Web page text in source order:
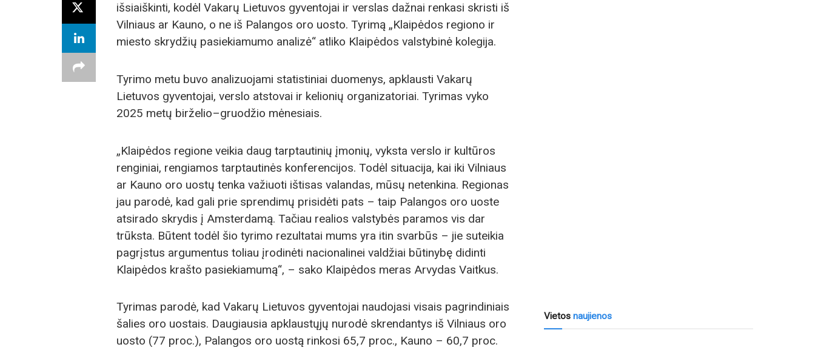
išsiaiškinti, kodėl Vakarų Lietuvos gyventojai ir verslas dažnai renkasi skristi iš
Vilniaus ar Kauno, o ne iš Palangos oro uosto. Tyrimą „Klaipėdos regiono ir
miesto skrydžių pasiekiamumo analizė“ atliko Klaipėdos valstybinė kolegija.
Tyrimo metu buvo analizuojami statistiniai duomenys, apklausti Vakarų
Lietuvos gyventojai, verslo atstovai ir kelionių organizatoriai. Tyrimas vyko
2025 metų birželio–gruodžio mėnesiais.
„Klaipėdos regione veikia daug tarptautinių įmonių, vyksta verslo ir kultūros
renginiai, rengiamos tarptautinės konferencijos. Todėl situacija, kai iki Vilniaus
ar Kauno oro uostų tenka važiuoti ištisas valandas, mūsų netenkina. Regionas
jau parodė, kad gali prie sprendimų prisidėti pats – taip Palangos oro uoste
atsirado skrydis į Amsterdamą. Tačiau realios valstybės paramos vis dar
trūksta. Būtent todėl šio tyrimo rezultatai mums yra itin svarbūs – jie suteikia
pagrįstus argumentus toliau įrodinėti nacionalinei valdžiai būtinybę didinti
Klaipėdos krašto pasiekiamumą“, – sako Klaipėdos meras Arvydas Vaitkus.
Tyrimas parodė, kad Vakarų Lietuvos gyventojai naudojasi visais pagrindiniais
šalies oro uostais. Daugiausia apklaustųjų nurodė skrendantys iš Vilniaus oro
uosto (77 proc.), Palangos oro uostą rinkosi 65,7 proc., Kauno – 60,7 proc.
Vietos naujienos